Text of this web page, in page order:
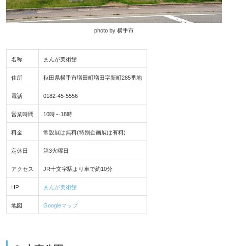
photo by 横手市
名称 まんが美術館
住所 秋田県横手市増田町増田字新町285番地
電話 0182-45-5556
営業時間 10時～18時
料金 常設展は無料(特別企画展は有料)
定休日 第3火曜日
アクセス JR十文字駅より車で約10分
HP まんが美術館
地図 Googleマップ